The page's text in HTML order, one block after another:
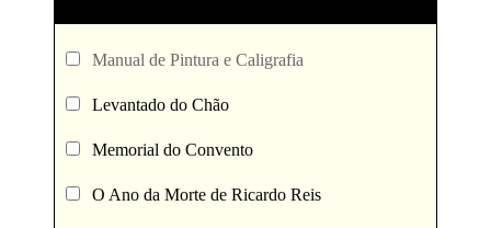
Manual de Pintura e Caligrafia
Levantado do Chão
Memorial do Convento
O Ano da Morte de Ricardo Reis